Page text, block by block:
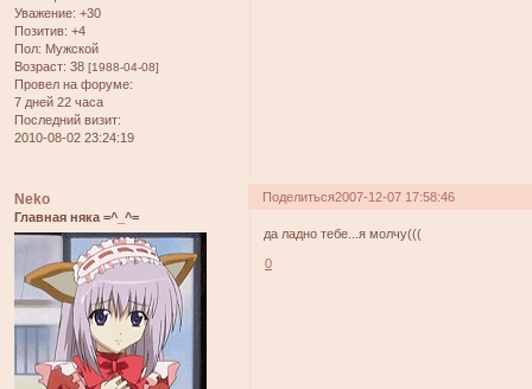
Уважение: +30
Позитив: +4
Пол: Мужской
Возраст: 38 [1988-04-08]
Провел на форуме:
7 дней 22 часа
Последний визит:
2010-08-02 23:24:19
Поделиться2007-12-07 17:58:46
Neko
Главная няка =^_^=
да ладно тебе...я молчу(((
0